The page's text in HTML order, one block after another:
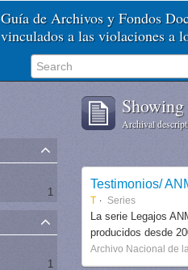
Guía de Archivos y Fondos
vinculados a las violaciones a
1
1
Archival
Testimonios/
T Series
La serie Legajos
producidos desde
Archivo Nacional de